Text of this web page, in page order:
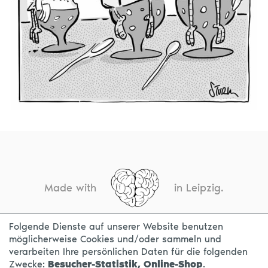
Made with in Leipzig.
KONTAKT IMPRESSUM DATENSCHUTZ
Folgende Dienste auf unserer Website benutzen
möglicherweise Cookies und/oder sammeln und
verarbeiten Ihre persönlichen Daten für die folgenden
Zwecke: Besucher-Statistik, Online-Shop.